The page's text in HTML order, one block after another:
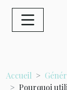
Accueil
Pourquoi